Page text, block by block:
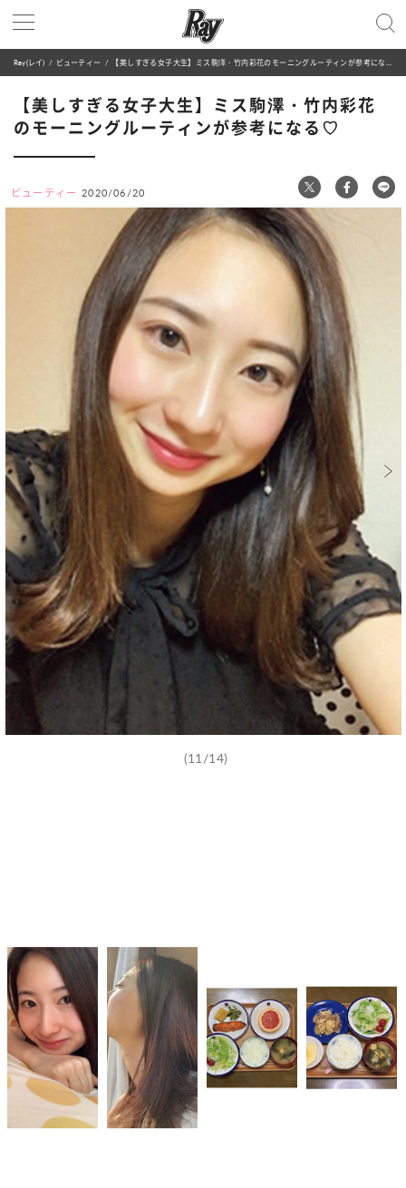
Ray(レイ) ビューティー 【美しすぎる女子大生】ミス駒澤・竹内彩花のモーニングルーティンが参考になる♡
【美しすぎる女子大生】ミス駒澤・竹内彩花
のモーニングルーティンが参考になる♡
ビューティー 2020/06/20
(11/14)